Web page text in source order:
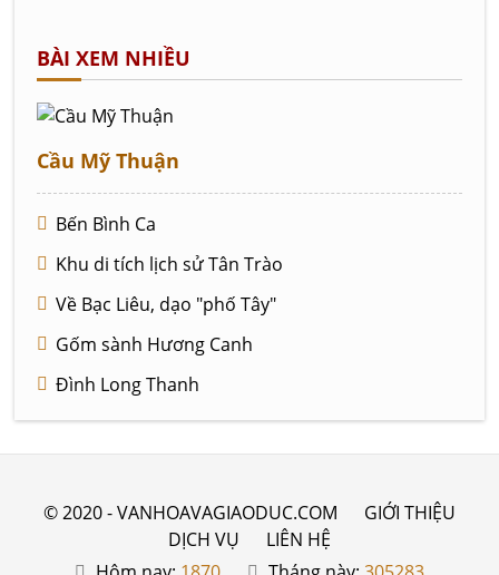
BÀI XEM NHIỀU
Cầu Mỹ Thuận
Bến Bình Ca
Khu di tích lịch sử Tân Trào
Về Bạc Liêu, dạo "phố Tây"
Gốm sành Hương Canh
Đình Long Thanh
© 2020 - VANHOAVAGIAODUC.COM
GIỚI THIỆU
DỊCH VỤ
LIÊN HỆ